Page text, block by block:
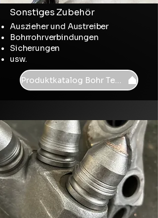
Sonstiges Zubehör
Auszieher und Austreiber
Bohrrohrverbindungen
Sicherungen
usw.
Produktkatalog Bohr Tech